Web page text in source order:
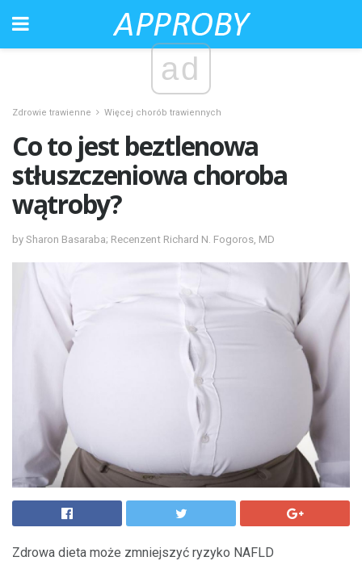
ad
Zdrowie trawienne Więcej chorób trawiennych
Co to jest beztlenowa
stłuszczeniowa choroba
wątroby?
by Sharon Basaraba; Recenzent Richard N. Fogoros, MD
Zdrowa dieta może zmniejszyć ryzyko NAFLD